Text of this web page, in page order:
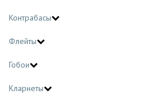
Контрабасы
Флейты
Гобои
Кларнеты